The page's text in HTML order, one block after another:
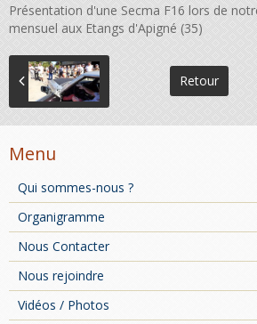
Présentation d'une Secma F16 lors de
mensuel aux Etangs d'Apigné (35)
Retour
Menu
Qui sommes-nous ?
Organigramme
Nous Contacter
Nous rejoindre
Vidéos / Photos